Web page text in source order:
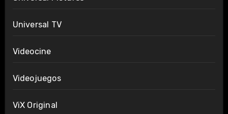
Universal TV
Videocine
Videojuegos
ViX Original